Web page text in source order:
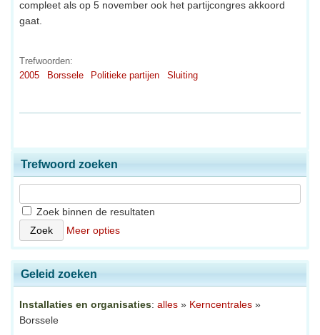
compleet als op 5 november ook het partijcongres akkoord
gaat.
Trefwoorden:
2005
Borssele Politieke partijen Sluiting
Trefwoord zoeken
Zoek binnen de resultaten
Meer opties
Geleid zoeken
Installaties en organisaties: alles » Kerncentrales »
Borssele